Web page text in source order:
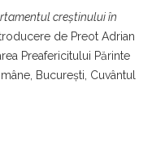
creștinului în
de Preot Adrian
Preafericitului Părinte
București, Cuvântul